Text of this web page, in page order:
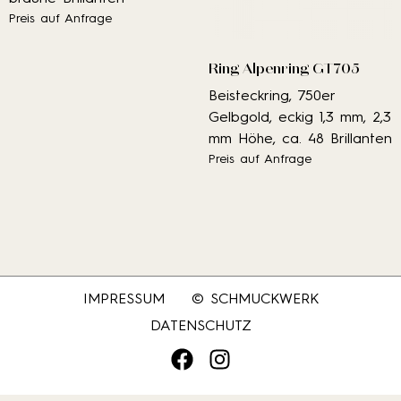
Preis auf Anfrage
Ring Alpenring GT705
Beisteckring, 750er
Gelbgold, eckig 1,3 mm, 2,3
mm Höhe, ca. 48 Brillanten
Preis auf Anfrage
IMPRESSUM
© SCHMUCKWERK
DATENSCHUTZ